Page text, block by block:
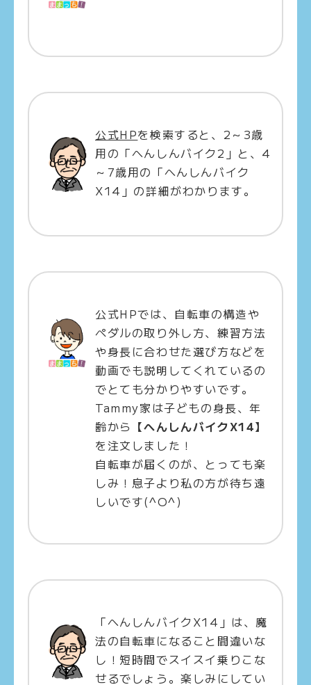
公式HPを検索すると、2～3歳
用の「へんしんバイク2」と、4
～7歳用の「へんしんバイク
X14」の詳細がわかります。
公式HPでは、自転車の構造や
ペダルの取り外し方、練習方法
や身長に合わせた選び方などを
動画でも説明してくれているの
でとても分かりやすいです。
Tammy家は子どもの身長、年
齢から 【へんしんバイクX14】
を注文しました！
自転車が届くのが、とっても楽
しみ！息子より私の方が待ち遠
しいです(^O^)
「へんしんバイクX14」は、魔
法の自転車になること間違いな
し！短時間でスイスイ乗りこな
せるでしょう。楽しみにしてい